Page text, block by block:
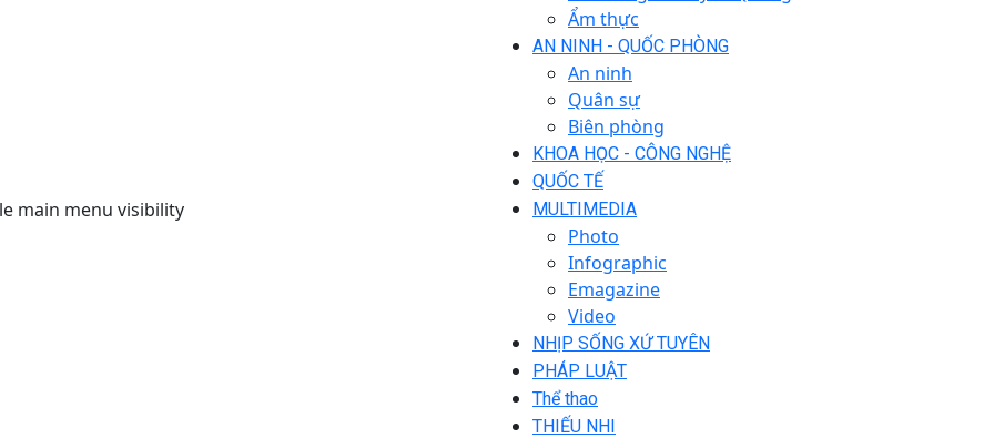
main menu visibility
Ẩm thực
AN NINH - QUỐC PHÒNG
An ninh
Quân sự
Biên phòng
KHOA HỌC - CÔNG NGHỆ
QUỐC TẾ
MULTIMEDIA
Photo
Infographic
Emagazine
Video
NHỊP SỐNG XỨ TUYÊN
PHÁP LUẬT
Thể thao
THIẾU NHI